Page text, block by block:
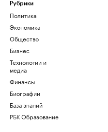
Рубрики
Политика
Экономика
Общество
Бизнес
Технологии и
медиа
Финансы
Биографии
База знаний
РБК Образование